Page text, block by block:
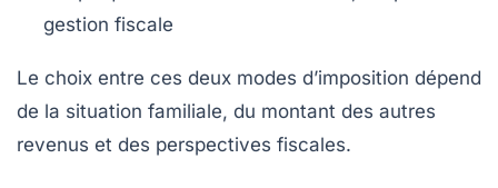
gestion fiscale
Le choix entre ces deux modes d’imposition dépend
de la situation familiale, du montant des autres
revenus et des perspectives fiscales.